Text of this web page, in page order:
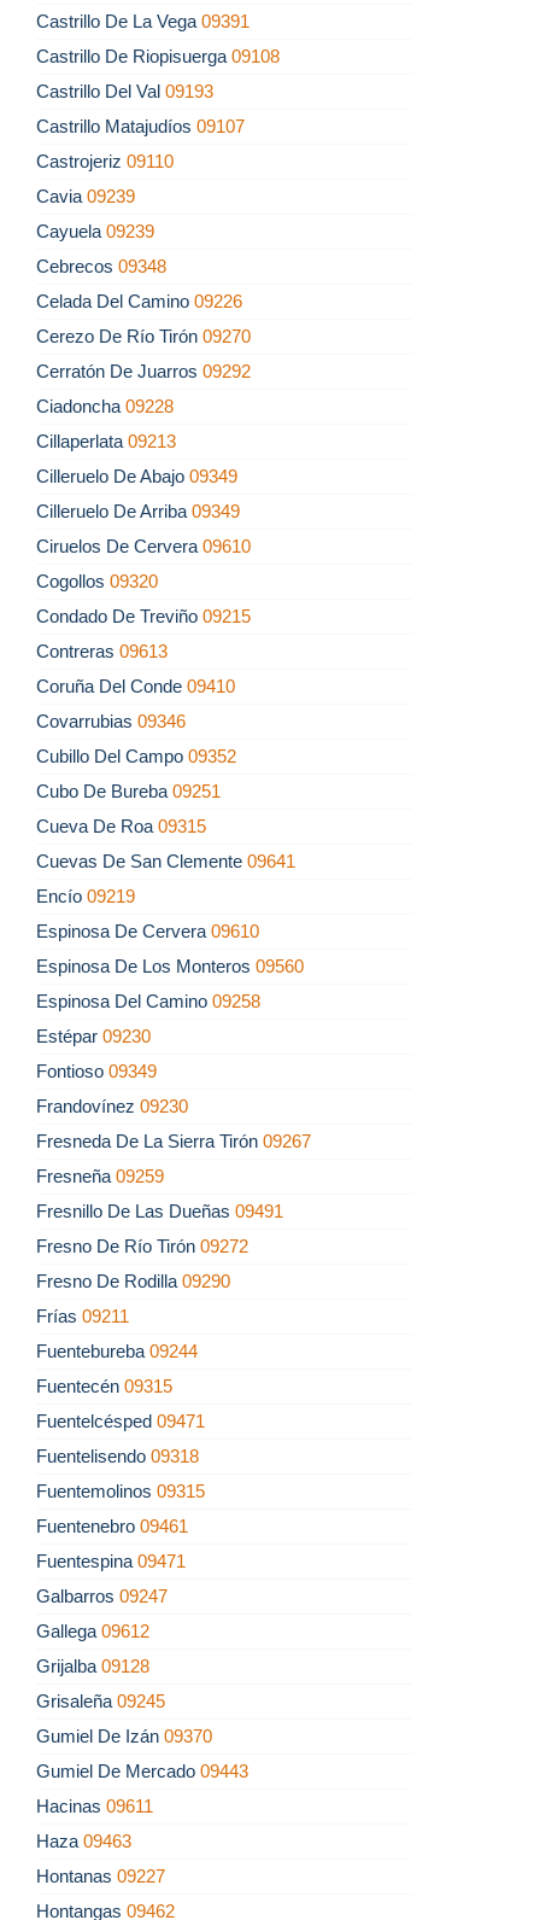
Castrillo De La Vega 09391
Castrillo De Riopisuerga 09108
Castrillo Del Val 09193
Castrillo Matajudíos 09107
Castrojeriz 09110
Cavia 09239
Cayuela 09239
Cebrecos 09348
Celada Del Camino 09226
Cerezo De Río Tirón 09270
Cerratón De Juarros 09292
Ciadoncha 09228
Cillaperlata 09213
Cilleruelo De Abajo 09349
Cilleruelo De Arriba 09349
Ciruelos De Cervera 09610
Cogollos 09320
Condado De Treviño 09215
Contreras 09613
Coruña Del Conde 09410
Covarrubias 09346
Cubillo Del Campo 09352
Cubo De Bureba 09251
Cueva De Roa 09315
Cuevas De San Clemente 09641
Encío 09219
Espinosa De Cervera 09610
Espinosa De Los Monteros 09560
Espinosa Del Camino 09258
Estépar 09230
Fontioso 09349
Frandovínez 09230
Fresneda De La Sierra Tirón 09267
Fresneña 09259
Fresnillo De Las Dueñas 09491
Fresno De Río Tirón 09272
Fresno De Rodilla 09290
Frías 09211
Fuentebureba 09244
Fuentecén 09315
Fuentelcésped 09471
Fuentelisendo 09318
Fuentemolinos 09315
Fuentenebro 09461
Fuentespina 09471
Galbarros 09247
Gallega 09612
Grijalba 09128
Grisaleña 09245
Gumiel De Izán 09370
Gumiel De Mercado 09443
Hacinas 09611
Haza 09463
Hontanas 09227
Hontangas 09462